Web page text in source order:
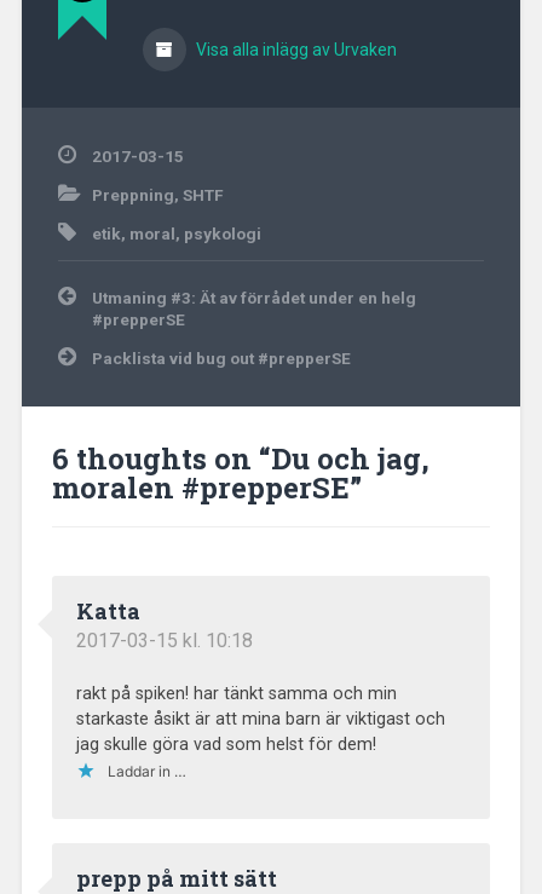
inblandade…
Visa alla inlägg av Urvaken
2017-03-15
Preppning, SHTF
etik, moral, psykologi
Inläggsnavigering
Utmaning #3: Ät av förrådet under en helg
#prepperSE
Packlista vid bug out #prepperSE
6 thoughts on “Du och jag,
moralen #prepperSE”
Katta
2017-03-15 kl. 10:18
rakt på spiken! har tänkt samma och min
starkaste åsikt är att mina barn är viktigast och
jag skulle göra vad som helst för dem!
Laddar in …
prepp på mitt sätt